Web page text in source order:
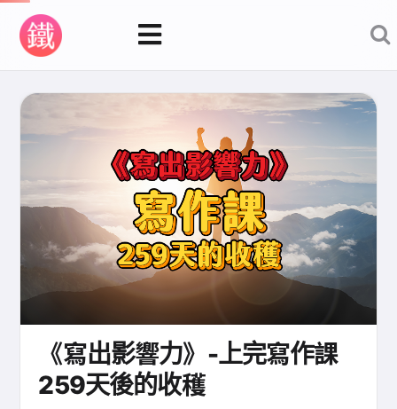
《寫出影響力》-上完寫作課
259天後的收穫